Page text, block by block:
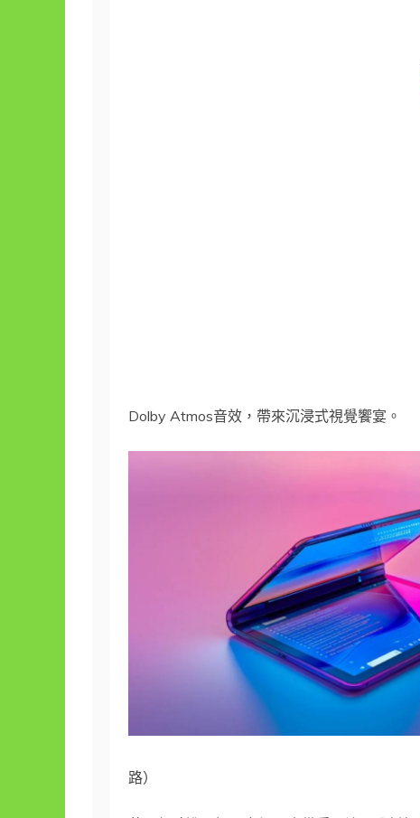
Dolby Atmos音效，帶來沉浸式視覺饗宴。
路）